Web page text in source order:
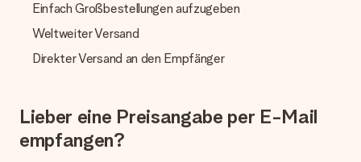
Zahlung
Wie kann ich meine Bestellung bezahlen?
Wir bieten die folgenden Zahlungsoptionen an: Vorauskasse
manuellen Überweisung verlängert sich die Lieferzeit des
Geschenks jedoch um 3 Werktage.
Einfach Großbestellungen aufzugeben
Weltweiter Versand
Direkter Versand an den Empfänger
Lieber eine Preisangabe per E-Mail
empfangen?